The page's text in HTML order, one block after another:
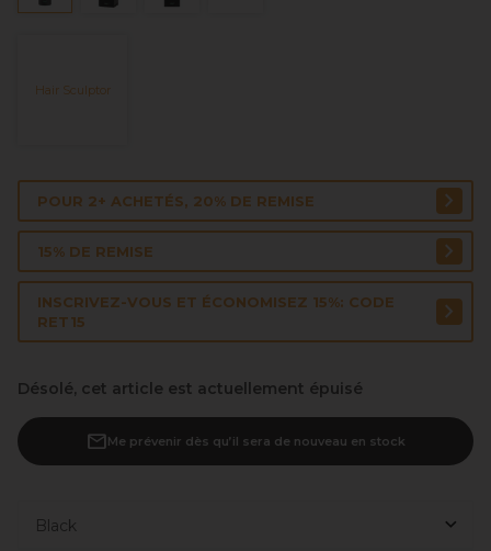
Hair Sculptor
POUR 2+ ACHETÉS, 20% DE REMISE
15% DE REMISE
INSCRIVEZ-VOUS ET ÉCONOMISEZ 15%: CODE
RET15
Désolé, cet article est actuellement épuisé
Me prévenir dès qu’il sera de nouveau en stock